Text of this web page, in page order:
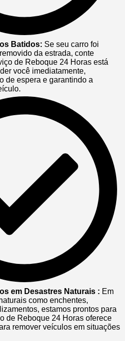
Batidos: Se seu carro foi
da estrada, conte
de Reboque 24 Horas está
você imediatamente,
de espera e garantindo a
em Desastres Naturais : Em
como enchentes,
estamos prontos para
de Reboque 24 Horas oferece
remover veículos em situações